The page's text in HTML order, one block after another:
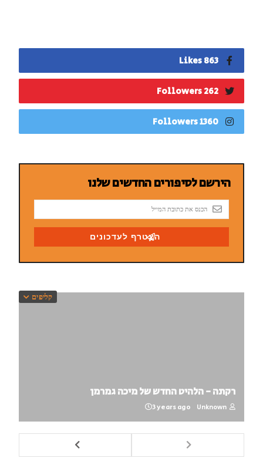
863 Likes
262 Followers
1360 Followers
קליפים
רקתה - הלהיט החדש של מיכה גמרמן
Unknown
3 years ago